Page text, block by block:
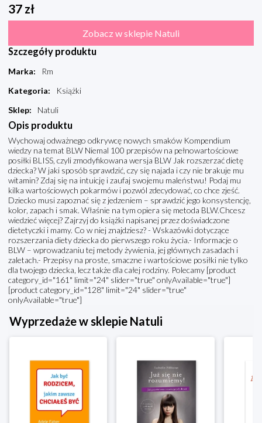
37 zł
Zobacz w sklepie Natuli
Szczegóły produktu
Marka:
Rm
Kategoria:
Książki
Sklep: Natuli
Opis produktu
Wychowaj odważnego odkrywcę nowych smaków Kompendium
wiedzy na temat BLW Niemal 100 przepisów na pełnowartościowe
posiłki BLISS, czyli zmodyfikowana wersja BLW Jak rozszerzać dietę
dziecka? W jaki sposób sprawdzić, czy się najada i czy nie brakuje mu
witamin? Zdaj się na intuicję i zaufaj swojemu maleństwu! Podaj mu
kilka wartościowych pokarmów i pozwól zdecydować, co chce zjeść.
Dziecko musi zapoznać się z jedzeniem – sprawdzić jego konsystencję,
kolor, zapach i smak. Właśnie na tym opiera się metoda BLW.Chcesz
wiedzieć więcej? Zajrzyj do książki napisanej przez doświadczone
dietetyczki i mamy. Co w niej znajdziesz? - Wskazówki dotyczące
rozszerzania diety dziecka do pierwszego roku życia.- Informacje o
BLW – wprowadzaniu tej metody żywienia, jej głównych zasadach i
zaletach.- Przepisy na proste, smaczne i wartościowe posiłki nie tylko
dla twojego dziecka, lecz także dla całej rodziny. Polecamy [product
category_id="161" limit="24" slider="true" onlyAvailable="true"]
[product category_id="128" limit="24" slider="true"
onlyAvailable="true"]
Wyprzedaże w sklepie Natuli